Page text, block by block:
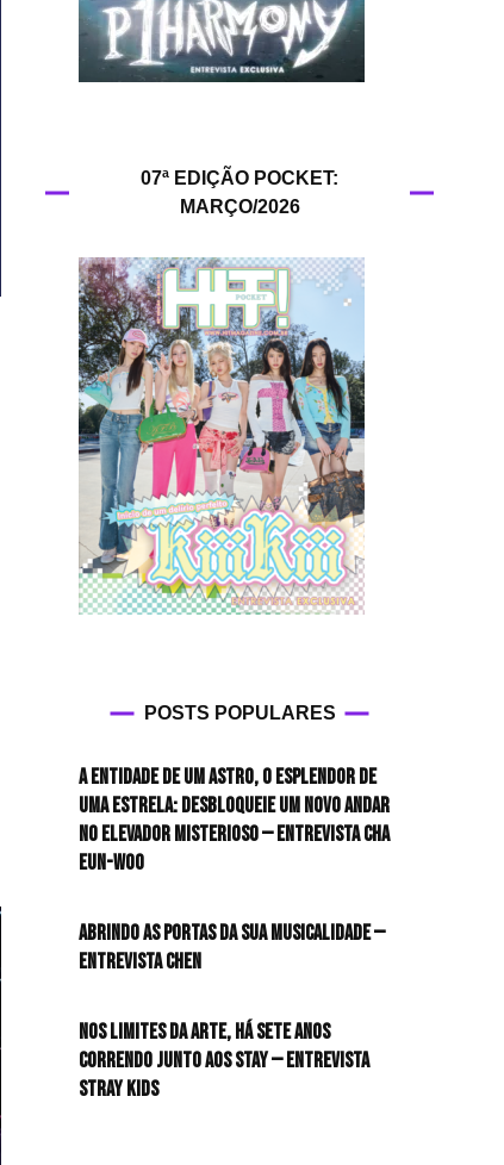
HIT!Queer
HIT!Vem aí
Panfletando
07ª EDIÇÃO POCKET:
MARÇO/2026
POSTS POPULARES
A entidade de um astro, o esplendor de
uma estrela: desbloqueie um novo andar
no elevador misterioso — Entrevista CHA
EUN-WOO
Abrindo as portas da sua musicalidade —
Entrevista CHEN
Nos limites da arte, há sete anos
correndo junto aos STAY — Entrevista
Stray Kids